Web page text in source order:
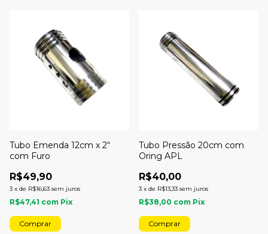
Tubo Emenda 12cm x 2“
com Furo
R$49,90
3 x de R$16,63 sem juros
R$47,41 com Pix
Tubo Pressão 20cm com
Oring APL
R$40,00
3 x de R$13,33 sem juros
R$38,00 com Pix